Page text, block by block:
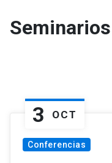
Seminarios
3 OCT
Conferencias